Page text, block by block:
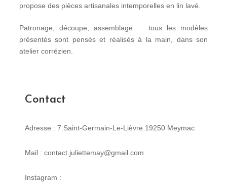
propose des pièces artisanales intemporelles en lin lavé.
Patronage, découpe, assemblage : tous les modèles
présentés sont pensés et réalisés à la main, dans son
atelier corrézien.
Contact
Adresse : 7 Saint-Germain-Le-Lièvre 19250 Meymac
Mail : contact.juliettemay@gmail.com
Instagram :